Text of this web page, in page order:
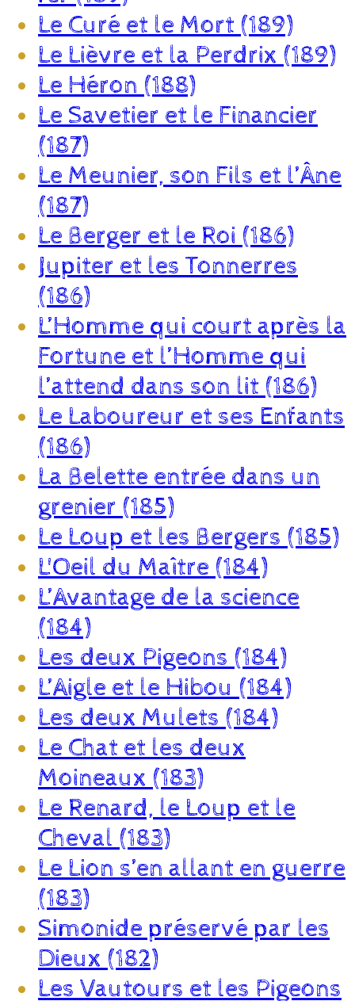
Le Curé et le Mort (189)
Le Lièvre et la Perdrix (189)
Le Héron (188)
Le Savetier et le Financier
(187)
Le Meunier, son Fils et l’Âne
(187)
Le Berger et le Roi (186)
Jupiter et les Tonnerres
(186)
L’Homme qui court après la
Fortune et l’Homme qui
l’attend dans son lit (186)
Le Laboureur et ses Enfants
(186)
La Belette entrée dans un
grenier (185)
Le Loup et les Bergers (185)
L'Oeil du Maître (184)
L’Avantage de la science
(184)
Les deux Pigeons (184)
L’Aigle et le Hibou (184)
Les deux Mulets (184)
Le Chat et les deux
Moineaux (183)
Le Renard, le Loup et le
Cheval (183)
Le Lion s’en allant en guerre
(183)
Simonide préservé par les
Dieux (182)
Les Vautours et les Pigeons